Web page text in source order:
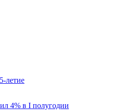
летие
4% в I полугодии